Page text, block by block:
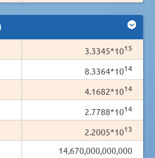
3.3345*1015
8.3364*1014
4.1682*1014
2.7788*1014
2.2005*1013
14,670,000,000,000